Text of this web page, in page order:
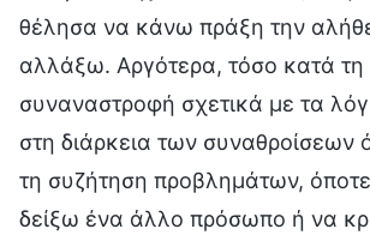
θέλησα να κάνω πράξη την
αλλάξω. Αργότερα, τόσο κατά τη
συναναστροφή σχετικά με τα
στη διάρκεια των συναθροίσεων
τη συζήτηση προβλημάτων,
δείξω ένα άλλο πρόσωπο ή να